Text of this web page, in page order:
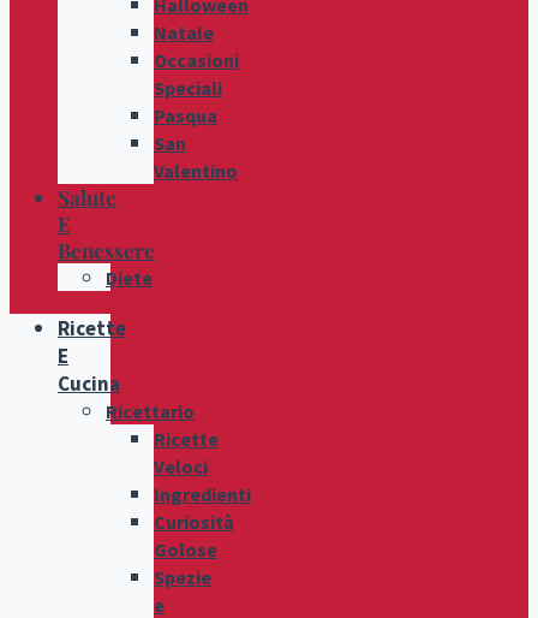
Halloween
Natale
Occasioni
Speciali
Pasqua
San
Valentino
Salute
E
Benessere
Diete
Ricette
E
Cucina
Ricettario
Ricette
Veloci
Ingredienti
Curiosità
Golose
Spezie
e